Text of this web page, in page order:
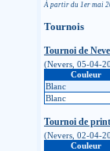
À partir du 1er mai
Tournois
Tournoi de
(Nevers, 05-04-
Couleur
Blanc
Blanc
Tournoi de
(Nevers, 02-04-
Couleur